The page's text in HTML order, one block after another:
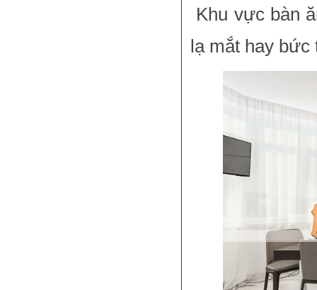
Khu vực bàn
lạ mắt hay bức